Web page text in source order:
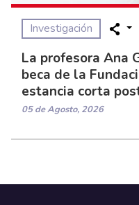
Investigación
La profesora Ana
beca de la
estancia corta
05 de Agosto, 2026